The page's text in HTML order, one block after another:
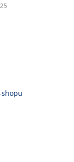
obchodu je 5 z 5